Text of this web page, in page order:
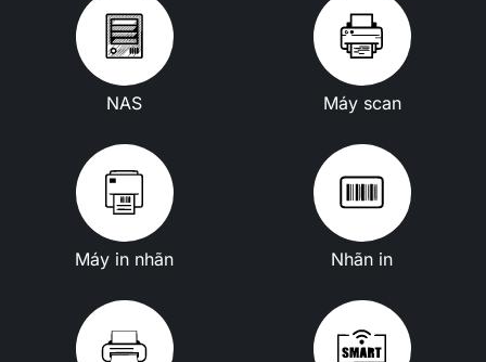
NAS Máy scan
Máy in nhãn Nhãn in